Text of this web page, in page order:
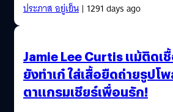
ประภาส อยู่เย็น| 1291 days ago
Jamie Lee Curtis แม้ติดเ
ยังทำเก๋ ใส่เสื้อยืดถ่ายรูปโ
ตาแกรมเชียร์เพื่อนรัก!